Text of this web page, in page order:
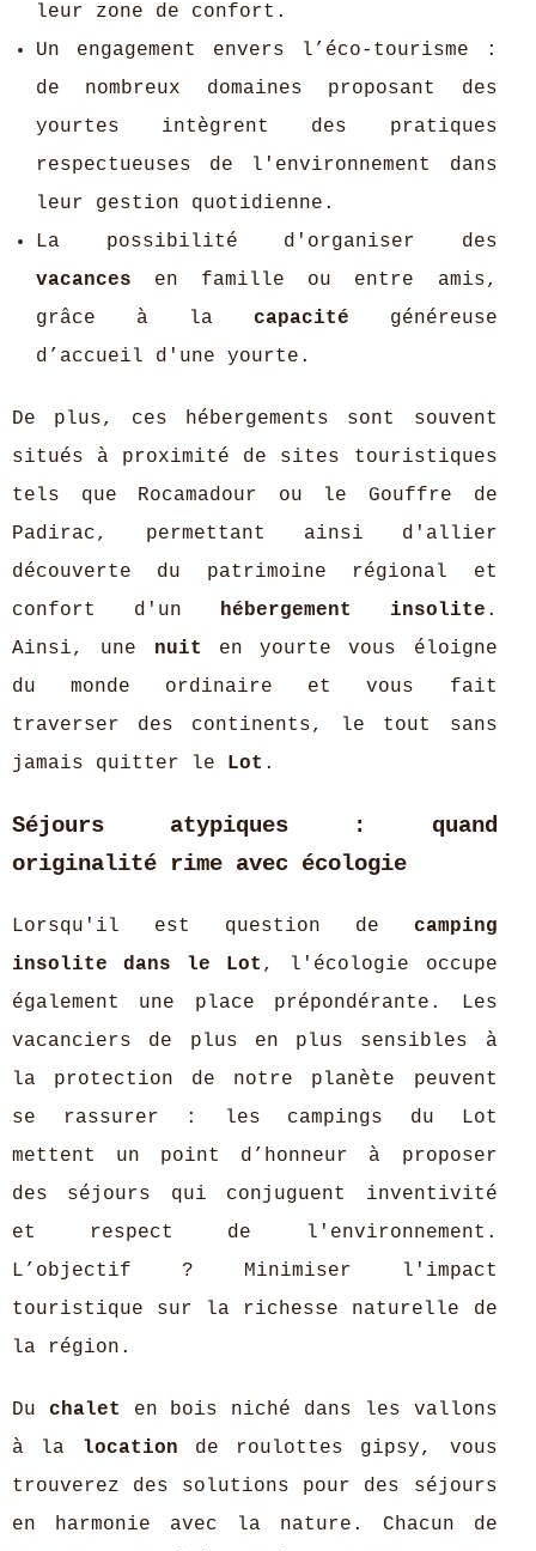
leur zone de confort.
Un engagement envers l’éco-tourisme :
de nombreux domaines proposant des
yourtes intègrent des pratiques
respectueuses de l'environnement dans
leur gestion quotidienne.
La possibilité d'organiser des
vacances en famille ou entre amis,
grâce à la capacité généreuse
d’accueil d'une yourte.
De plus, ces hébergements sont souvent
situés à proximité de sites touristiques
tels que Rocamadour ou le Gouffre de
Padirac, permettant ainsi d'allier
découverte du patrimoine régional et
confort d'un hébergement insolite .
Ainsi, une nuit en yourte vous éloigne
du monde ordinaire et vous fait
traverser des continents, le tout sans
jamais quitter le Lot .
Séjours atypiques : quand
originalité rime avec écologie
Lorsqu'il est question de camping
insolite dans le Lot , l'écologie occupe
également une place prépondérante. Les
vacanciers de plus en plus sensibles à
la protection de notre planète peuvent
se rassurer : les campings du Lot
mettent un point d’honneur à proposer
des séjours qui conjuguent inventivité
et respect de l'environnement.
L’objectif ? Minimiser l'impact
touristique sur la richesse naturelle de
la région.
Du chalet
en bois niché dans les vallons
à la location de roulottes gipsy, vous
trouverez des solutions pour des séjours
en harmonie avec la nature. Chacun de